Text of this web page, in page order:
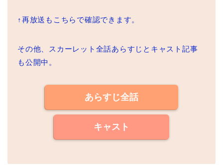
↑再放送もこちらで確認できます。
その他、スカーレット全話あらすじとキャスト記事
も公開中。
あらすじ全話
キャスト